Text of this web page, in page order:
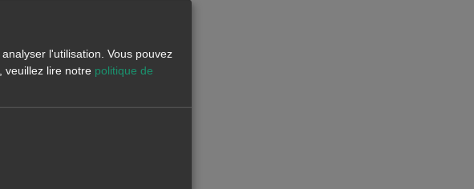
l'utilisation. Vous pouvez
veuillez lire notre politique de